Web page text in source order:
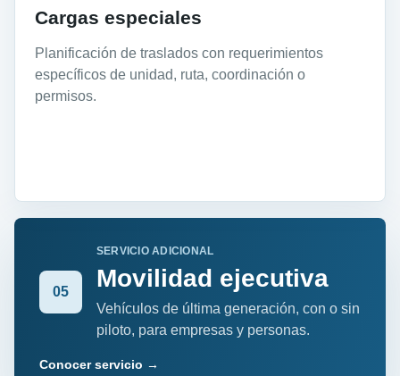
Cargas especiales
Planificación de traslados con requerimientos
específicos de unidad, ruta, coordinación o
permisos.
05
SERVICIO ADICIONAL
Movilidad ejecutiva
Vehículos de última generación, con o sin
piloto, para empresas y personas.
Conocer servicio →